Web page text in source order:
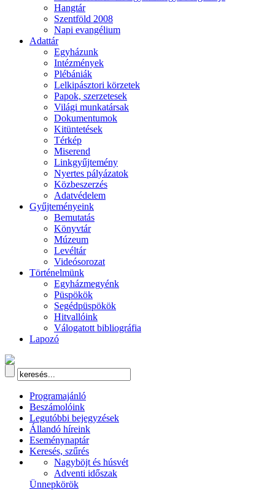
Hangtár
Szentföld 2008
Napi evangélium
Adattár
Egyházunk
Intézmények
Plébániák
Lelkipásztori körzetek
Papok, szerzetesek
Világi munkatársak
Dokumentumok
Kitüntetések
Térkép
Miserend
Linkgyűjtemény
Nyertes pályázatok
Közbeszerzés
Adatvédelem
Gyűjteményeink
Bemutatás
Könyvtár
Múzeum
Levéltár
Videósorozat
Történelmünk
Egyházmegyénk
Püspökök
Segédpüspökök
Hitvallóink
Válogatott bibliográfia
Lapozó
Programajánló
Beszámolóink
Legutóbbi bejegyzések
Állandó híreink
Eseménynaptár
Keresés, szűrés
Nagyböjt és húsvét
Adventi időszak
Ünnepkörök